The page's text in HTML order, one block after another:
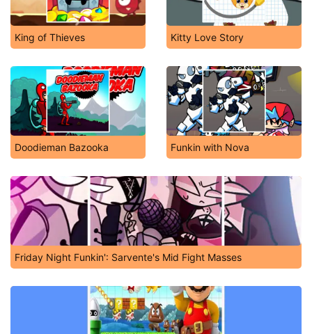
King of Thieves Kitty Love Story
Doodieman Bazooka Funkin with Nova
Friday Night Funkin': Sarvente's Mid Fight Masses